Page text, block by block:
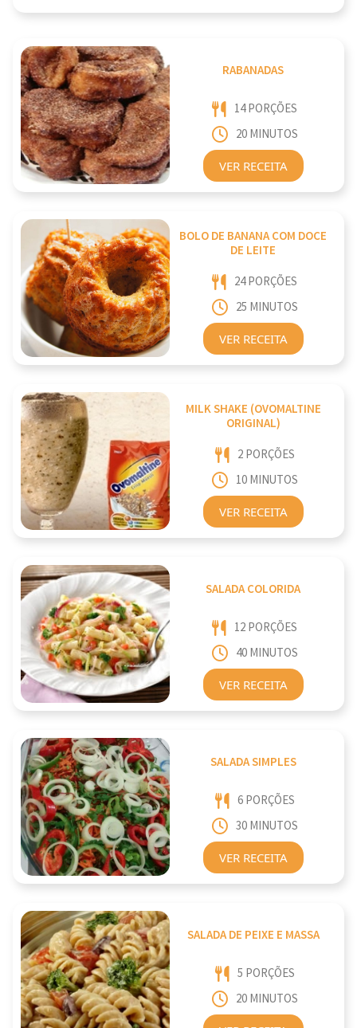
RABANADAS
14 PORÇÕES
20 MINUTOS
VER RECEITA
BOLO DE BANANA COM DOCE
DE LEITE
24 PORÇÕES
25 MINUTOS
VER RECEITA
MILK SHAKE (OVOMALTINE
ORIGINAL)
2 PORÇÕES
10 MINUTOS
VER RECEITA
SALADA COLORIDA
12 PORÇÕES
40 MINUTOS
VER RECEITA
SALADA SIMPLES
6 PORÇÕES
30 MINUTOS
VER RECEITA
SALADA DE PEIXE E MASSA
5 PORÇÕES
20 MINUTOS